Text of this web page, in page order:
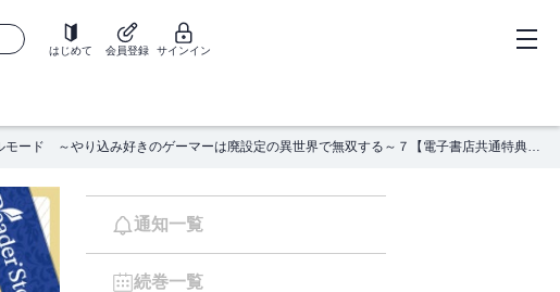
はじめて 会員登録 サインイン
ヘルモード ～やり込み好きのゲーマーは廃設定の異世界で無双する～７【電子書店共通特典SS付】
通知一覧
続巻一覧